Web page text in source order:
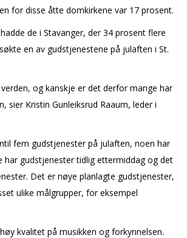
for disse åtte domkirkene var 17 prosent.
de i Stavanger, der 34 prosent flere
en av gudstjenestene på julaften i St.
og kanskje er det derfor mange har
sier Kristin Gunleiksrud Raaum, leder i
fem gudstjenester på julaften, noen har
har gudstjenester tidlig ettermiddag og det
Det er nøye planlagte gudstjenester,
ulike målgrupper, for eksempel
kvalitet på musikken og forkynnelsen.